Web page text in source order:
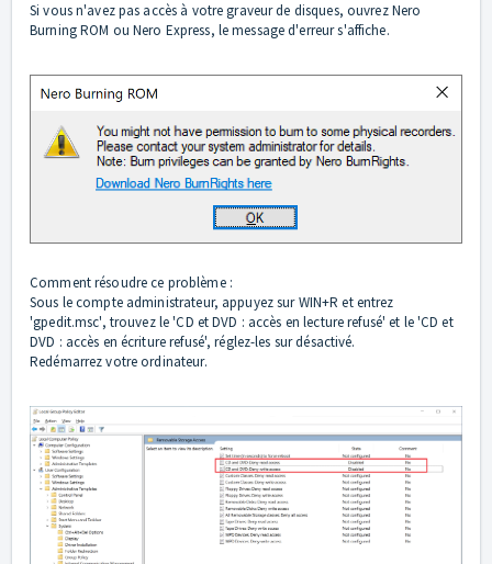
Si vous n'avez pas accès à votre graveur de disques, ouvrez Nero
Burning ROM ou Nero Express, le message d'erreur s'affiche.
Comment résoudre ce problème :
Sous le compte administrateur, appuyez sur WIN+R et entrez
'gpedit.msc', trouvez le 'CD et DVD : accès en lecture refusé' et le 'CD et
DVD : accès en écriture refusé', réglez-les sur désactivé.
Redémarrez votre ordinateur.